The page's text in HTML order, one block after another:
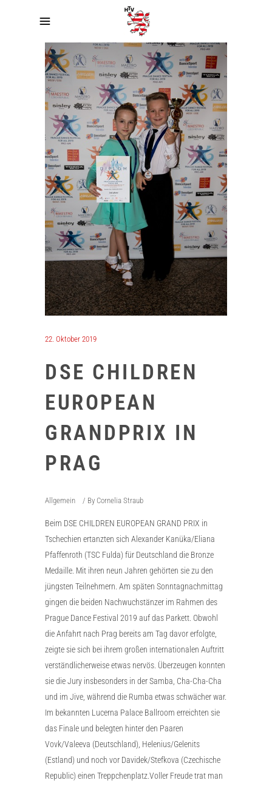
22. Oktober 2019
DSE CHILDREN
EUROPEAN
GRANDPRIX IN
PRAG
Allgemein By Cornelia Straub
Beim DSE CHILDREN EUROPEAN GRAND PRIX in
Tschechien ertanzten sich Alexander Kanüka/Eliana
Pfaffenroth (TSC Fulda) für Deutschland die Bronze
Medaille. Mit ihren neun Jahren gehörten sie zu den
jüngsten Teilnehmern. Am späten Sonntagnachmittag
gingen die beiden Nachwuchstänzer im Rahmen des
Prague Dance Festival 2019 auf das Parkett. Obwohl
die Anfahrt nach Prag bereits am Tag davor erfolgte,
zeigte sie sich bei ihrem großen internationalen Auftritt
verständlicherweise etwas nervös. Überzeugen konnten
sie die Jury insbesonders in der Samba, Cha-Cha-Cha
und im Jive, während die Rumba etwas schwächer war.
Im bekannten Lucerna Palace Ballroom erreichten sie
das Finale und belegten hinter den Paaren
Vovk/Valeeva (Deutschland), Helenius/Gelenits
(Estland) und noch vor Davidek/Stefkova (Czechische
Republic) einen Treppchenplatz.Voller Freude trat man